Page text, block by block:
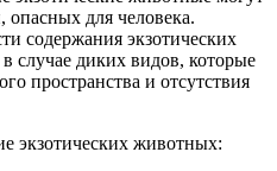
опасных для человека.
содержания экзотических
случае диких видов, которые
пространства и отсутствия
экзотических животных: